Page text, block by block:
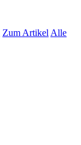
Zum Artikel Alle